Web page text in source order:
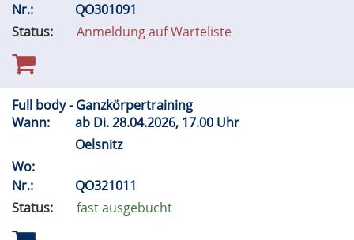
Nr.:
QO301091
Status:
Anmeldung auf Warteliste
Full body - Ganzkörpertraining
Wann:
ab Di.28.04.2026, 17.00 Uhr
Oelsnitz
Wo:
Nr.:
QO321011
Status:
fast ausgebucht